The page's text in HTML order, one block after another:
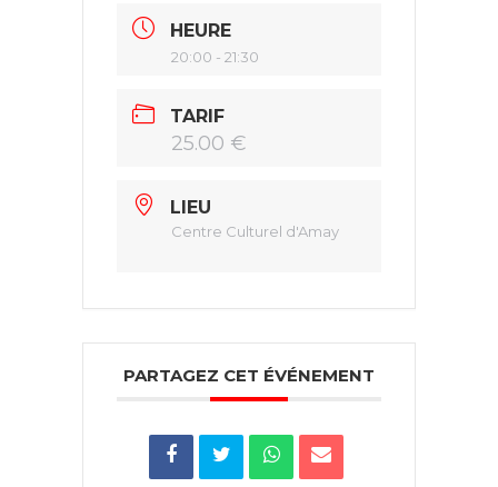
HEURE
20:00 - 21:30
TARIF
25.00 €
LIEU
Centre Culturel d'Amay
PARTAGEZ CET ÉVÉNEMENT